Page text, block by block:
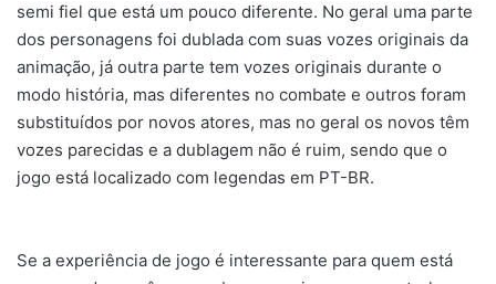
semi fiel que está um pouco diferente. No geral uma parte
dos personagens foi dublada com suas vozes originais da
animação, já outra parte tem vozes originais durante o
modo história, mas diferentes no combate e outros foram
substituídos por novos atores, mas no geral os novos têm
vozes parecidas e a dublagem não é ruim, sendo que o
jogo está localizado com legendas em PT-BR.
Se a experiência de jogo é interessante para quem está